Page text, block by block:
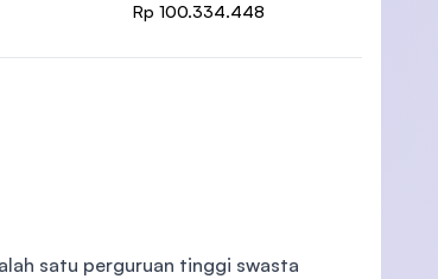
Rp 100.334.448
satu perguruan tinggi swasta